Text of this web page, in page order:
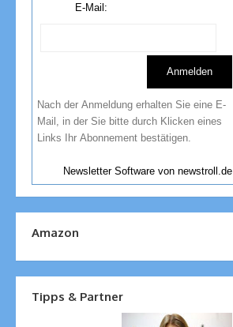
E-Mail:
Nach der Anmeldung erhalten Sie eine E-
Mail, in der Sie bitte durch Klicken eines
Links Ihr Abonnement bestätigen.
Newsletter Software von newstroll.de
Amazon
Tipps & Partner